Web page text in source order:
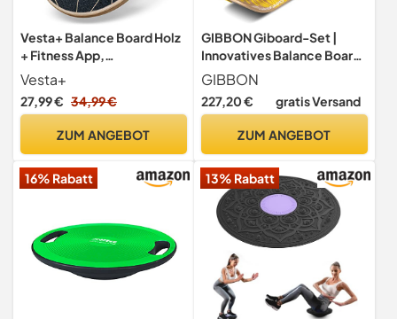
Vesta+ Balance Board Holz
+ Fitness App,
Balanceboard aus
nachhaltigem Eichenholz,
Wackelbrett Balance
Vesta+
27,99 € 34,99 €
ZUM ANGEBOT
GIBBON Giboard-Set |
Innovatives Balance Board |
Gleichgewichtstrainer |
Interaktives Training mit
App | Für zu Hause &
Inkl. Slackline
GIBBON
227,20 € gratis Versand
ZUM ANGEBOT
16% Rabatt 13% Rabatt